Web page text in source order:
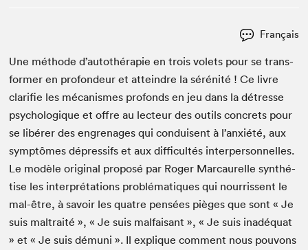
Français
Une méth­ode d’autothérapie en trois volets pour se trans­
former en pro­fondeur et attein­dre la sérénité ! Ce livre
clar­i­fie les mécan­ismes pro­fonds en jeu dans la détresse
psy­chologique et offre au lecteur des out­ils con­crets pour
se libér­er des engrenages qui con­duisent à l’anxiété, aux
symp­tômes dépres­sifs et aux dif­fi­cultés inter­per­son­nelles.
Le mod­èle orig­i­nal pro­posé par Roger Mar­cau­relle syn­thé­
tise les inter­pré­ta­tions prob­lé­ma­tiques qui nour­ris­sent le
mal-être, à savoir les qua­tre pen­sées pièges que sont « Je
suis mal­traité », « Je suis mal­faisant », « Je suis inadéquat
» et « Je suis dému­ni ». Il explique com­ment nous pou­vons